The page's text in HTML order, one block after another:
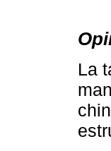
La